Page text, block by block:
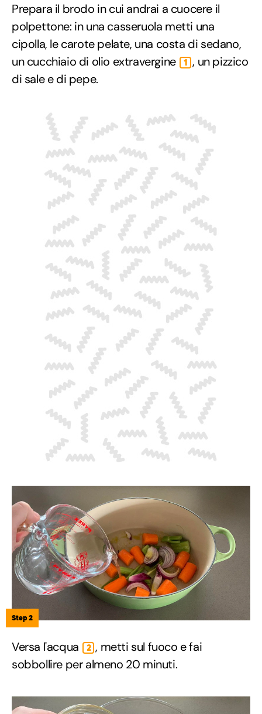
Prepara il brodo in cui andrai a cuocere il
polpettone: in una casseruola metti una
cipolla, le carote pelate, una costa di sedano,
un cucchiaio di olio extravergine
1 , un pizzico
di sale e di pepe.
Step 2
Versa l'acqua 2 , metti sul fuoco e fai
sobbollire per almeno 20 minuti.